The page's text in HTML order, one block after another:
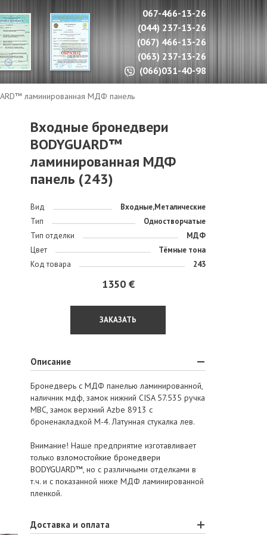
067-466-13-26
(044) 237-13-26
(067) 466-13-26
(063) 237-13-26
(066)031-40-98
ламинированная МДФ панель
Входные бронедвери
BODYGUARD™
ламинированная МДФ
панель (243)
Вид
Входные,Металические
Тип
Одностворчатые
Тип отделки
МДФ
Цвет
Тёмные тона
Код товара
243
1350 €
ЗАКАЗАТЬ
Описание
Бронедверь с МДФ панелью ламинированной,
наличник мдф, замок нижний CISA 57.535 ручка
МВС, замок верхний Azbe 8913 c
броненакладкой М-4. Латунная стукалка лев.
Внимание! Наше предприятие изготавливает
только взломостойкие бронедвери
BODYGUARD™, но с различными отделками в
т.ч. и с показанной ниже МДФ ламинированной
пленкой.
Доставка и оплата